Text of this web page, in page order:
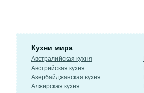
Кухни мира
Австралийская кухня
Австрийская кухня
Азербайджанская кухня
Алжирская кухня